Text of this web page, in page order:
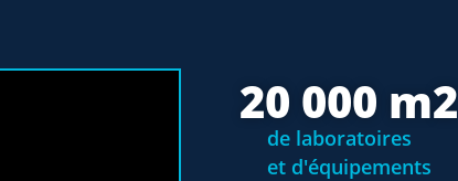
de laboratoires
et d'équipements
20 000 m2